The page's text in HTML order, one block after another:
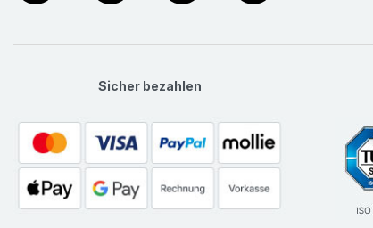
Sicher bezahlen